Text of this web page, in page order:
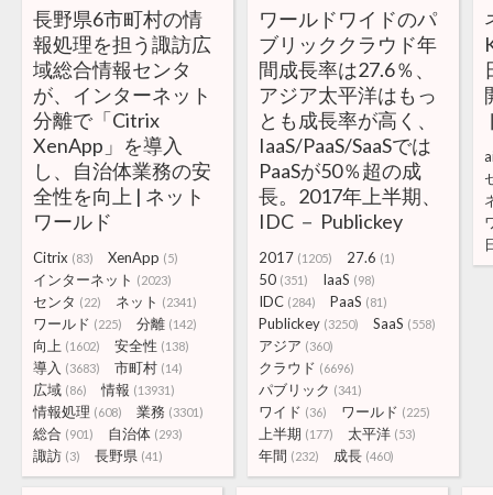
長野県6市町村の情
報処理を担う諏訪広
域総合情報センタ
が、インターネット
分離で「Citrix
XenApp」を導入
し、自治体業務の安
全性を向上 | ネット
ワールド
Citrix (83) XenApp (5)
インターネット (2023)
センタ (22) ネット (2341)
ワールド (225) 分離 (142)
向上 (1602) 安全性 (138)
導入 (3683) 市町村 (14)
広域 (86) 情報 (13931)
情報処理 (608) 業務 (3301)
総合 (901) 自治体 (293)
諏訪 (3) 長野県 (41)
ワールドワイドのパ
ブリッククラウド年
間成長率は27.6％、
アジア太平洋はもっ
とも成長率が高く、
IaaS/PaaS/SaaSでは
PaaSが50％超の成
長。2017年上半期、
IDC － Publickey
2017 (1205) 27.6 (1)
50 (351) IaaS (98)
IDC (284) PaaS (81)
Publickey (3250) SaaS (558)
アジア (360)
クラウド (6696)
パブリック (341)
ワイド (36) ワールド (225)
上半期 (177) 太平洋 (53)
年間 (232) 成長 (460)